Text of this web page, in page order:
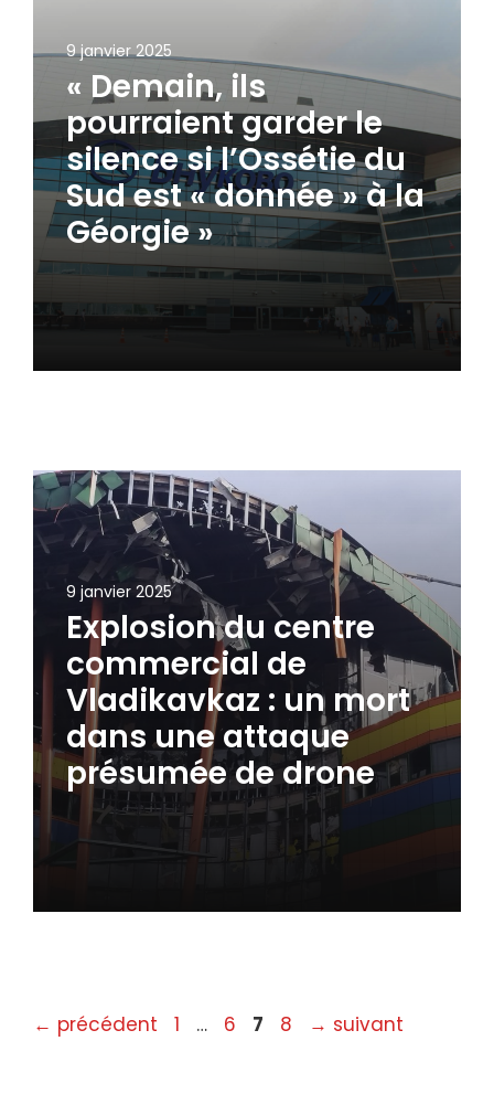
9 janvier 2025
« Demain, ils
pourraient garder le
silence si l’Ossétie du
Sud est « donnée » à la
Géorgie »
9 janvier 2025
Explosion du centre
commercial de
Vladikavkaz : un mort
dans une attaque
présumée de drone
← précédent Page
1 … Page
6 Page
7 Page
8 → suivant